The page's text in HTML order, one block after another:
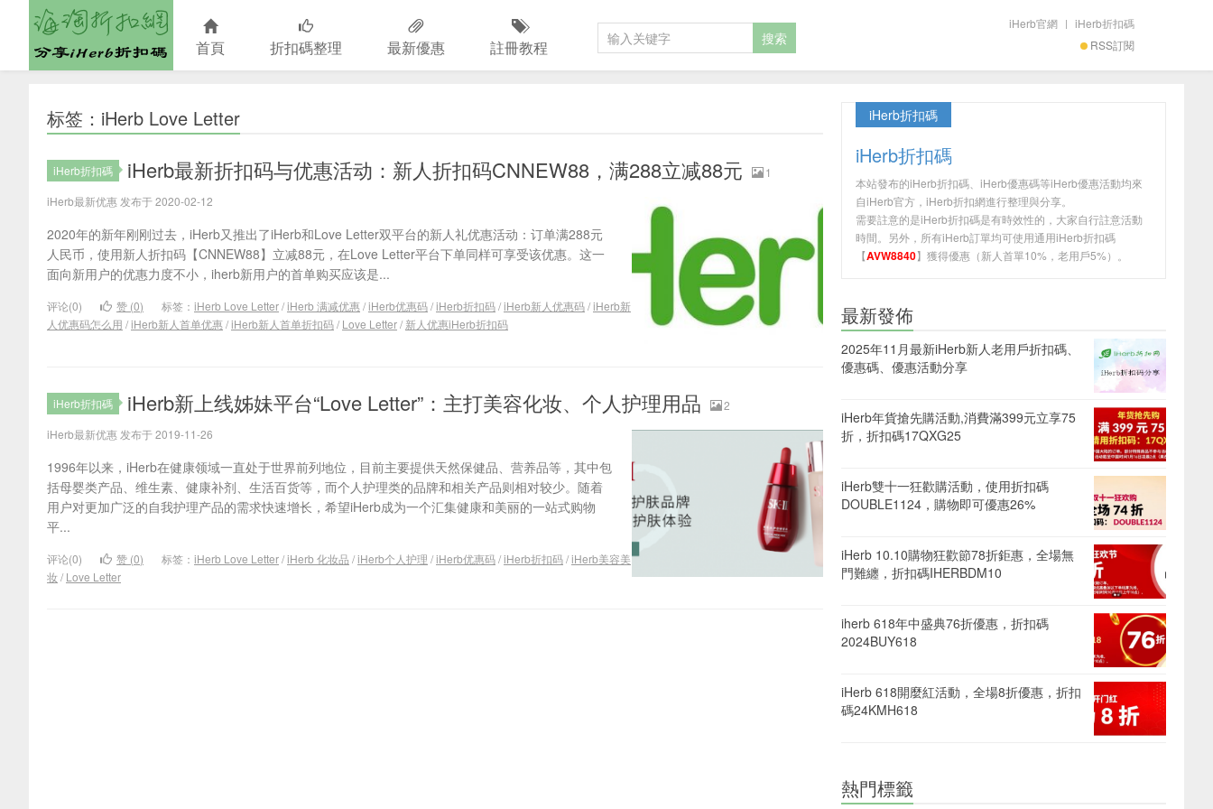
首頁 折扣碼整理 最新優惠 註冊教程 RSS訂閱
iHerb官網 | iHerb折扣碼
标签：iHerb Love Letter
iHerb折扣碼 iHerb最新折扣码与优惠活动：新人折扣码CNNEW88，满288立减88元
1
iHerb最新优惠 发布于 2020-02-12
2020年的新年刚刚过去，iHerb又推出了iHerb和Love Letter双平台的新人礼优惠活动：订单满288元
人民币，使用新人折扣码【CNNEW88】立减88元，在Love Letter平台下单同样可享受该优惠。这一
面向新用户的优惠力度不小，iherb新用户的首单购买应该是...
评论(0) 赞 (0) 标签： iHerb Love Letter/iHerb 满减优惠/iHerb优惠码/iHerb折扣码/iHerb新人优惠码/iHerb新
人优惠码怎么用 /iHerb新人首单优惠/iHerb新人首单折扣码/ Love Letter/ 新人优惠iHerb折扣码
iHerb折扣碼 iHerb新上线姊妹平台“Love Letter”：主打美容化妆、个人护理用品
2
iHerb最新优惠 发布于 2019-11-26
1996年以来，iHerb在健康领域一直处于世界前列地位，目前主要提供天然保健品、营养品等，其中包
括母婴类产品、维生素、健康补剂、生活百货等，而个人护理类的品牌和相关产品则相对较少。随着
用户对更加广泛的自我护理产品的需求快速增长，希望iHerb成为一个汇集健康和美丽的一站式购物
平...
评论(0) 赞 (0) 标签： iHerb Love Letter/iHerb 化妆品 /iHerb个人护理 /iHerb优惠码/iHerb折扣码/iHerb美容美
妆/ Love Letter
iHerb折扣碼
iHerb折扣碼
本站發布的iHerb折扣碼、iHerb優惠碼等iHerb優惠活動均來
自iHerb官方，iHerb折扣網進行整理與分享。
需要註意的是iHerb折扣碼是有時效性的，大家自行註意活動
時間。另外，所有iHerb訂單均可使用通用iHerb折扣碼
【AVW8840】獲得優惠（新人首單10%，老用戶5%）。
最新發佈
2025年11月最新iHerb新人老用戶折扣碼、
優惠碼、優惠活動分享
iHerb年貨搶先購活動,消費滿399元立享75
折，折扣碼17QXG25
iHerb雙十一狂歡購活動，使用折扣碼
DOUBLE1124，購物即可優惠26%
iHerb 10.10購物狂歡節78折鉅惠，全場無
門難纏，折扣碼IHERBDM10
iherb 618年中盛典76折優惠，折扣碼
2024BUY618
iHerb 618開麼紅活動，全場8折優惠，折扣
碼24KMH618
熱門標籤